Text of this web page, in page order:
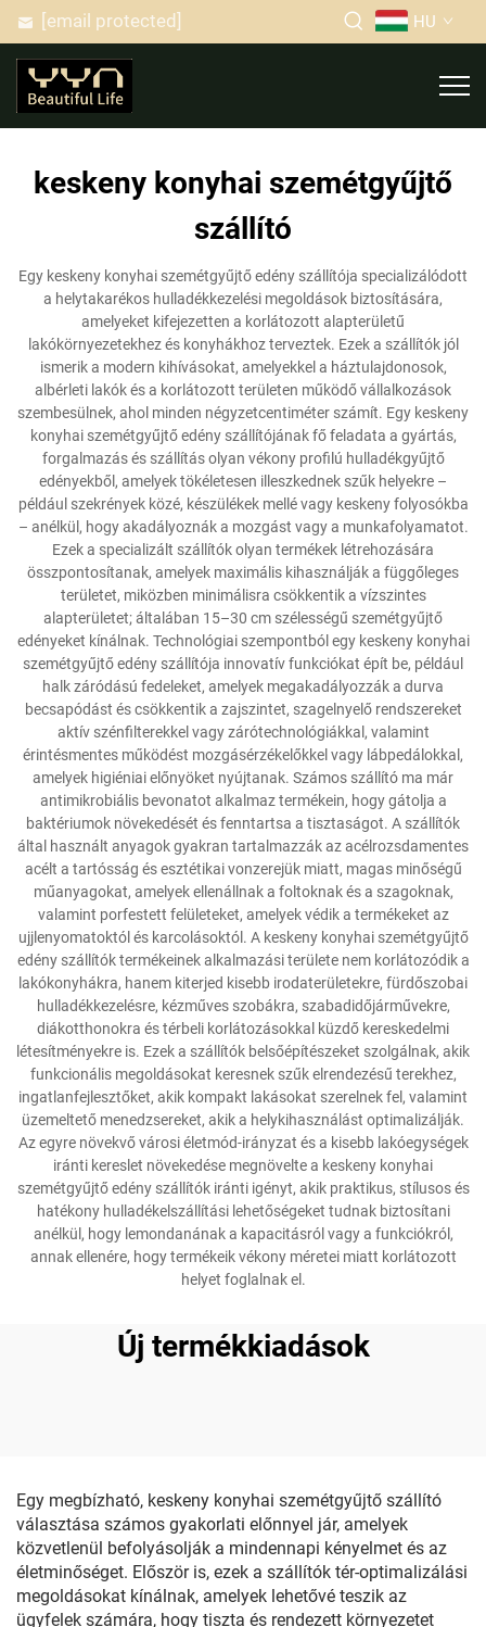
[email protected] HU
keskeny konyhai szemétgyűjtő
szállító
Egy keskeny konyhai szemétgyűjtő edény szállítója specializálódott
a helytakarékos hulladékkezelési megoldások biztosítására,
amelyeket kifejezetten a korlátozott alapterületű
lakókörnyezetekhez és konyhákhoz terveztek. Ezek a szállítók jól
ismerik a modern kihívásokat, amelyekkel a háztulajdonosok,
albérleti lakók és a korlátozott területen működő vállalkozások
szembesülnek, ahol minden négyzetcentiméter számít. Egy keskeny
konyhai szemétgyűjtő edény szállítójának fő feladata a gyártás,
forgalmazás és szállítás olyan vékony profilú hulladékgyűjtő
edényekből, amelyek tökéletesen illeszkednek szűk helyekre –
például szekrények közé, készülékek mellé vagy keskeny folyosókba
– anélkül, hogy akadályoznák a mozgást vagy a munkafolyamatot.
Ezek a specializált szállítók olyan termékek létrehozására
összpontosítanak, amelyek maximális kihasználják a függőleges
területet, miközben minimálisra csökkentik a vízszintes
alapterületet; általában 15–30 cm szélességű szemétgyűjtő
edényeket kínálnak. Technológiai szempontból egy keskeny konyhai
szemétgyűjtő edény szállítója innovatív funkciókat épít be, például
halk záródású fedeleket, amelyek megakadályozzák a durva
becsapódást és csökkentik a zajszintet, szagelnyelő rendszereket
aktív szénfilterekkel vagy zárótechnológiákkal, valamint
érintésmentes működést mozgásérzékelőkkel vagy lábpedálokkal,
amelyek higiéniai előnyöket nyújtanak. Számos szállító ma már
antimikrobiális bevonatot alkalmaz termékein, hogy gátolja a
baktériumok növekedését és fenntartsa a tisztaságot. A szállítók
által használt anyagok gyakran tartalmazzák az acélrozsdamentes
acélt a tartósság és esztétikai vonzerejük miatt, magas minőségű
műanyagokat, amelyek ellenállnak a foltoknak és a szagoknak,
valamint porfestett felületeket, amelyek védik a termékeket az
ujjlenyomatoktól és karcolásoktól. A keskeny konyhai szemétgyűjtő
edény szállítók termékeinek alkalmazási területe nem korlátozódik a
lakókonyhákra, hanem kiterjed kisebb irodaterületekre, fürdőszobai
hulladékkezelésre, kézműves szobákra, szabadidőjárművekre,
diákotthonokra és térbeli korlátozásokkal küzdő kereskedelmi
létesítményekre is. Ezek a szállítók belsőépítészeket szolgálnak, akik
funkcionális megoldásokat keresnek szűk elrendezésű terekhez,
ingatlanfejlesztőket, akik kompakt lakásokat szerelnek fel, valamint
üzemeltető menedzsereket, akik a helykihasználást optimalizálják.
Az egyre növekvő városi életmód-irányzat és a kisebb lakóegységek
iránti kereslet növekedése megnövelte a keskeny konyhai
szemétgyűjtő edény szállítók iránti igényt, akik praktikus, stílusos és
hatékony hulladékelszállítási lehetőségeket tudnak biztosítani
anélkül, hogy lemondanának a kapacitásról vagy a funkciókról,
annak ellenére, hogy termékeik vékony méretei miatt korlátozott
helyet foglalnak el.
Új termékkiadások
Egy megbízható, keskeny konyhai szemétgyűjtő szállító
választása számos gyakorlati előnnyel jár, amelyek
közvetlenül befolyásolják a mindennapi kényelmet és az
életminőséget. Először is, ezek a szállítók tér-optimalizálási
megoldásokat kínálnak, amelyek lehetővé teszik az
ügyfelek számára, hogy tiszta és rendezett környezetet